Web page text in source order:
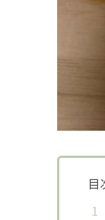
目
1